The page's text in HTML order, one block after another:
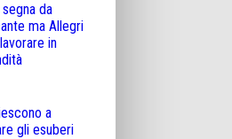
da
ma Allegri
in
a
gli esuberi